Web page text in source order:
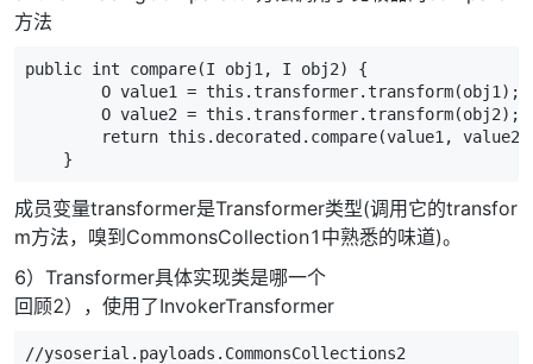
方法
public int compare(I obj1 , I obj2)
{
O value1 = this .transformer.transform(obj1 );
O value2 = this .transformer.transform(obj2);
return this . decorated . compare(value1 , value2
}
成员变量transformer是Transformer类型(调用它的transfor
m方法，嗅到CommonsCollection1中熟悉的味道)。
6）Transformer具体实现类是哪一个
回顾2），使用了InvokerTransformer
//ysoserial.payloads.CommonsCollections2